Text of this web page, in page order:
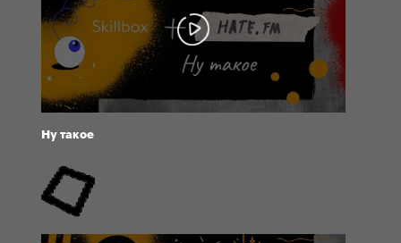
Ну такое